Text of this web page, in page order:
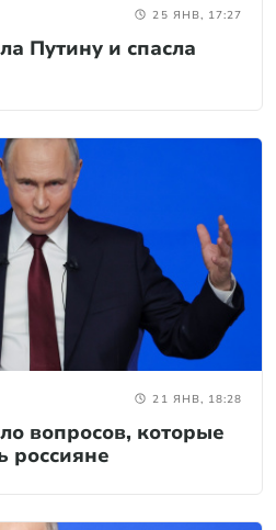
25 ЯНВ, 17:27
Путину и спасла
21 ЯНВ, 18:28
вопросов, которые
россияне